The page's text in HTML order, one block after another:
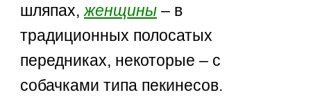
шляпах,женщины – в
традиционных полосатых
передниках, некоторые – с
собачками типа пекинесов.